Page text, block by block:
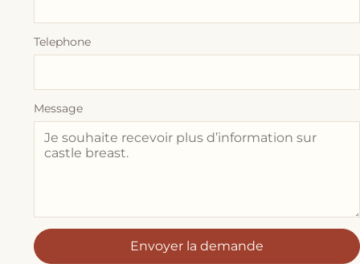
Telephone
Message
Envoyer la demande